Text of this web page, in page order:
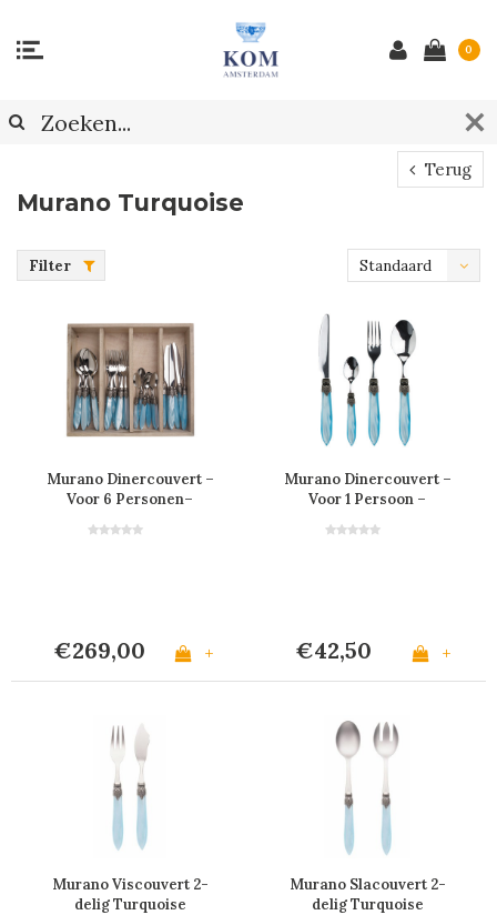
0
Terug
Murano Turquoise
Filter Standaard
Murano Dinercouvert –
Voor 6 Personen–
€269,00 +
Murano Dinercouvert –
Voor 1 Persoon –
€42,50 +
Murano Viscouvert 2-
delig Turquoise
Murano Slacouvert 2-
delig Turquoise